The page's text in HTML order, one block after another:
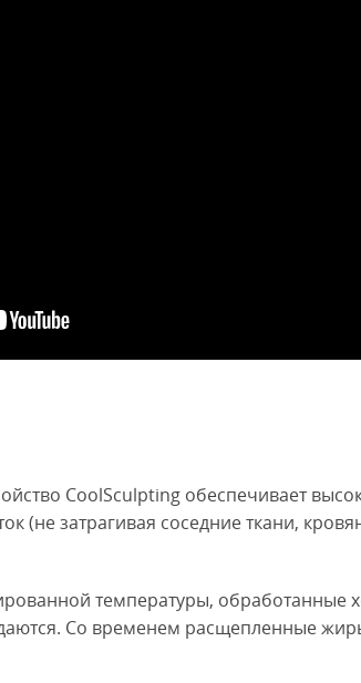
CoolSculpting обеспечивает
(не затрагивая соседние ткани,
температуры, обработанные
Со временем расщепленные